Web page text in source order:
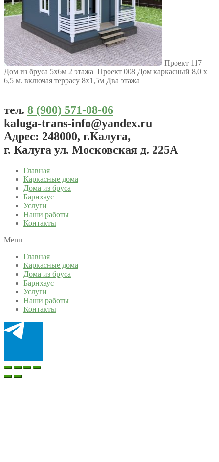
Проект 117
Дом из бруса 5х6м 2 этажа Проект 008 Дом каркасный 8,0 x
6,5 м. включая террасу 8х1,5м Два этажа
тел. 8 (900) 571-08-06
kaluga-trans-info@yandex.ru
Адрес: 248000, г.Калуга,
г. Калуга ул. Московская д. 225А
Главная
Каркасные дома
Дома из бруса
Барнхаус
Услуги
Наши работы
Контакты
Menu
Главная
Каркасные дома
Дома из бруса
Барнхаус
Услуги
Наши работы
Контакты